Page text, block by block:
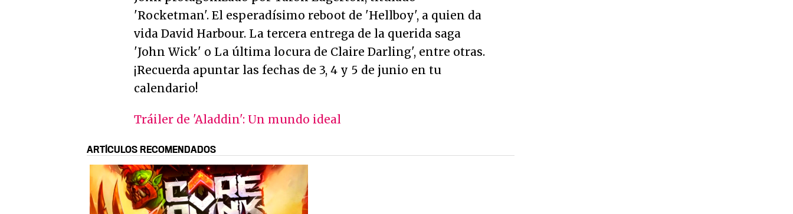
'Rocketman'. El esperadísimo reboot de 'Hellboy', a quien da
vida David Harbour. La tercera entrega de la querida saga
'John Wick' o La última locura de Claire Darling', entre otras.
¡Recuerda apuntar las fechas de 3, 4 y 5 de junio en tu
calendario!
Tráiler de 'Aladdin': Un mundo ideal
ARTÍCULOS RECOMENDADOS